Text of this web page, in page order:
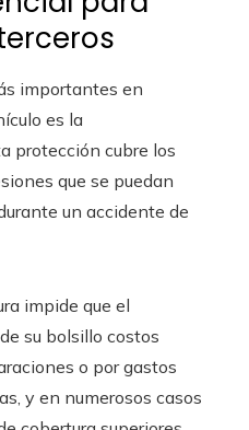
importantes en
es la
protección cubre los
que se puedan
un accidente de
impide que el
su bolsillo costos
o por gastos
y en numerosos casos